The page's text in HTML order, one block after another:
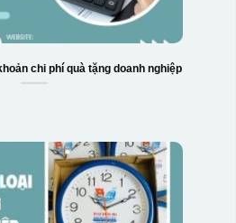
chi phí quà tặng doanh nghiệp